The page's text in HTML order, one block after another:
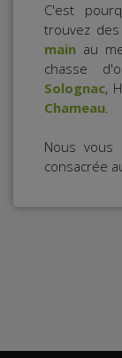
C'est
trouvez des
main au
chasse
Solognac,
Chameau.
Nous vous
consacrée